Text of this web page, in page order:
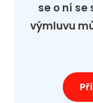
se o ní se
výmluvu